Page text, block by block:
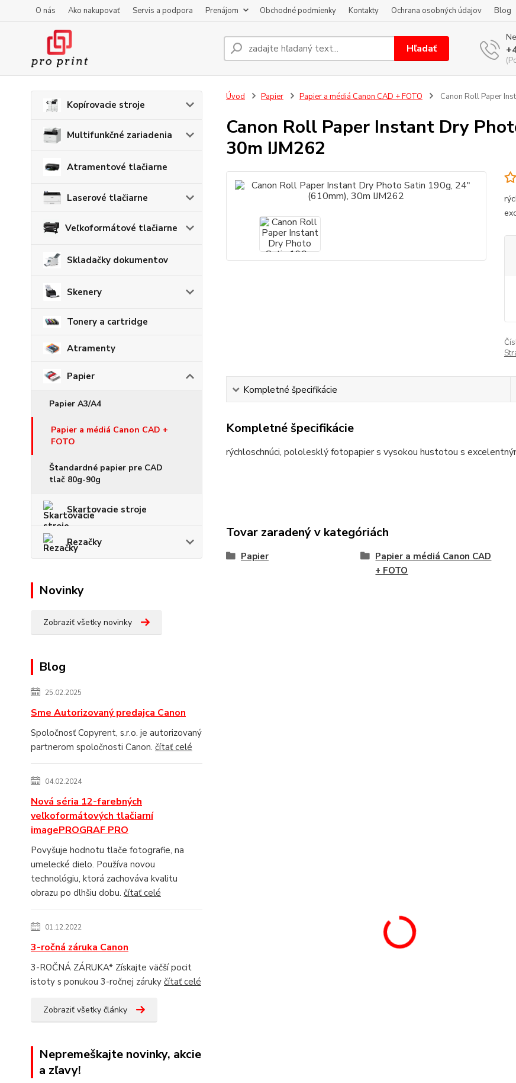
O nás Ako nakupovať Servis a podpora Prenájom Obchodné podmienky Kontakty Ochrana osobných údajov Blog
Hľadať
Kopírovacie stroje
Multifunkčné zariadenia
Atramentové tlačiarne
Laserové tlačiarne
Veľkoformátové tlačiarne
Skladačky dokumentov
Skenery
Tonery a cartridge
Atramenty
Papier
Papier A3/A4
Papier a médiá Canon CAD +
FOTO
Štandardné papier pre CAD
tlač 80g-90g
Skartovacie stroje
Rezačky
Novinky
Zobraziť všetky novinky
Blog
25.02.2025
Sme Autorizovaný predajca Canon
Spoločnosť Copyrent, s.r.o. je autorizovaný
partnerom spoločnosti Canon. čítať celé
04.02.2024
Nová séria 12-farebných
veľkoformátových tlačiarní
imagePROGRAF PRO
Povyšuje hodnotu tlače fotografie, na
umelecké dielo. Používa novou
technológiu, ktorá zachováva kvalitu
obrazu po dlhšiu dobu. čítať celé
01.12.2022
3-ročná záruka Canon
3-ROČNÁ ZÁRUKA* Získajte väčší pocit
istoty s ponukou 3-ročnej záruky čítať celé
Zobraziť všetky články
Nepremeškajte novinky, akcie
a zľavy!
Úvod Papier Papier a médiá Canon CAD + FOTO Canon Roll Paper
Canon Roll Paper Instant Dry
30m IJM262
Kompletné špecifikácie
Kompletné špecifikácie
rýchloschnúci, pololesklý fotopapier s vysokou hustotou s
Tovar zaradený v kategóriách
Papier
Papier a médiá Canon CAD
+ FOTO